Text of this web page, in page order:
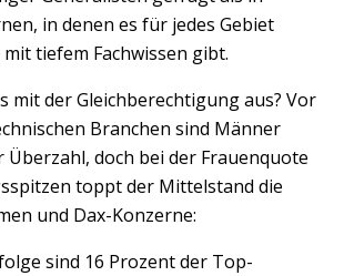
in denen es für jedes Gebiet
tiefem Fachwissen gibt.
mit der Gleichberechtigung aus? Vor
Branchen sind Männer
doch bei der Frauenquote
toppt der Mittelstand die
und Dax-Konzerne:
sind 16 Prozent der Top-